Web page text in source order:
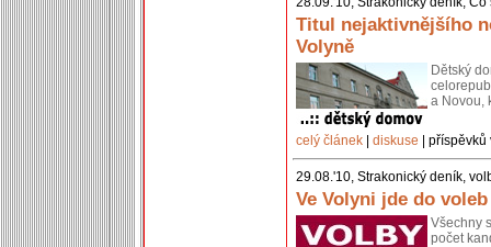
Titul nejaktivnějšího
Volyně
Dětský
a Novou,
celý článek diskuse |
29.08.'10, Strakonický deník,
Ve Volyni jde do
Všechny
počet